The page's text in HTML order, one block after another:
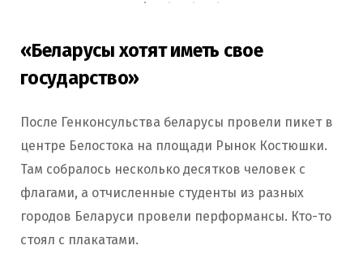
«Беларусы хотят иметь свое
государство»
После Генконсульства беларусы провели пикет в
центре Белостока на площади Рынок Костюшки.
Там собралось несколько десятков человек с
флагами, а отчисленные студенты из разных
городов Беларуси провели перформансы. Кто-то
стоял с плакатами.